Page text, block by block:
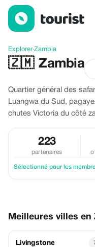
Découvrir Zambia
Explorer›Zambia
🇿🇲 Zambia
Quartier général des
Luangwa du Sud,
chutes Victoria du côté
223
partenaires
Sélectionné pour les
Meilleures villes en
Livingstone